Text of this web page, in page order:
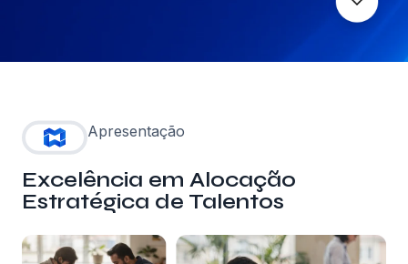
Apresentação
Excelência em Alocação
Estratégica de Talentos